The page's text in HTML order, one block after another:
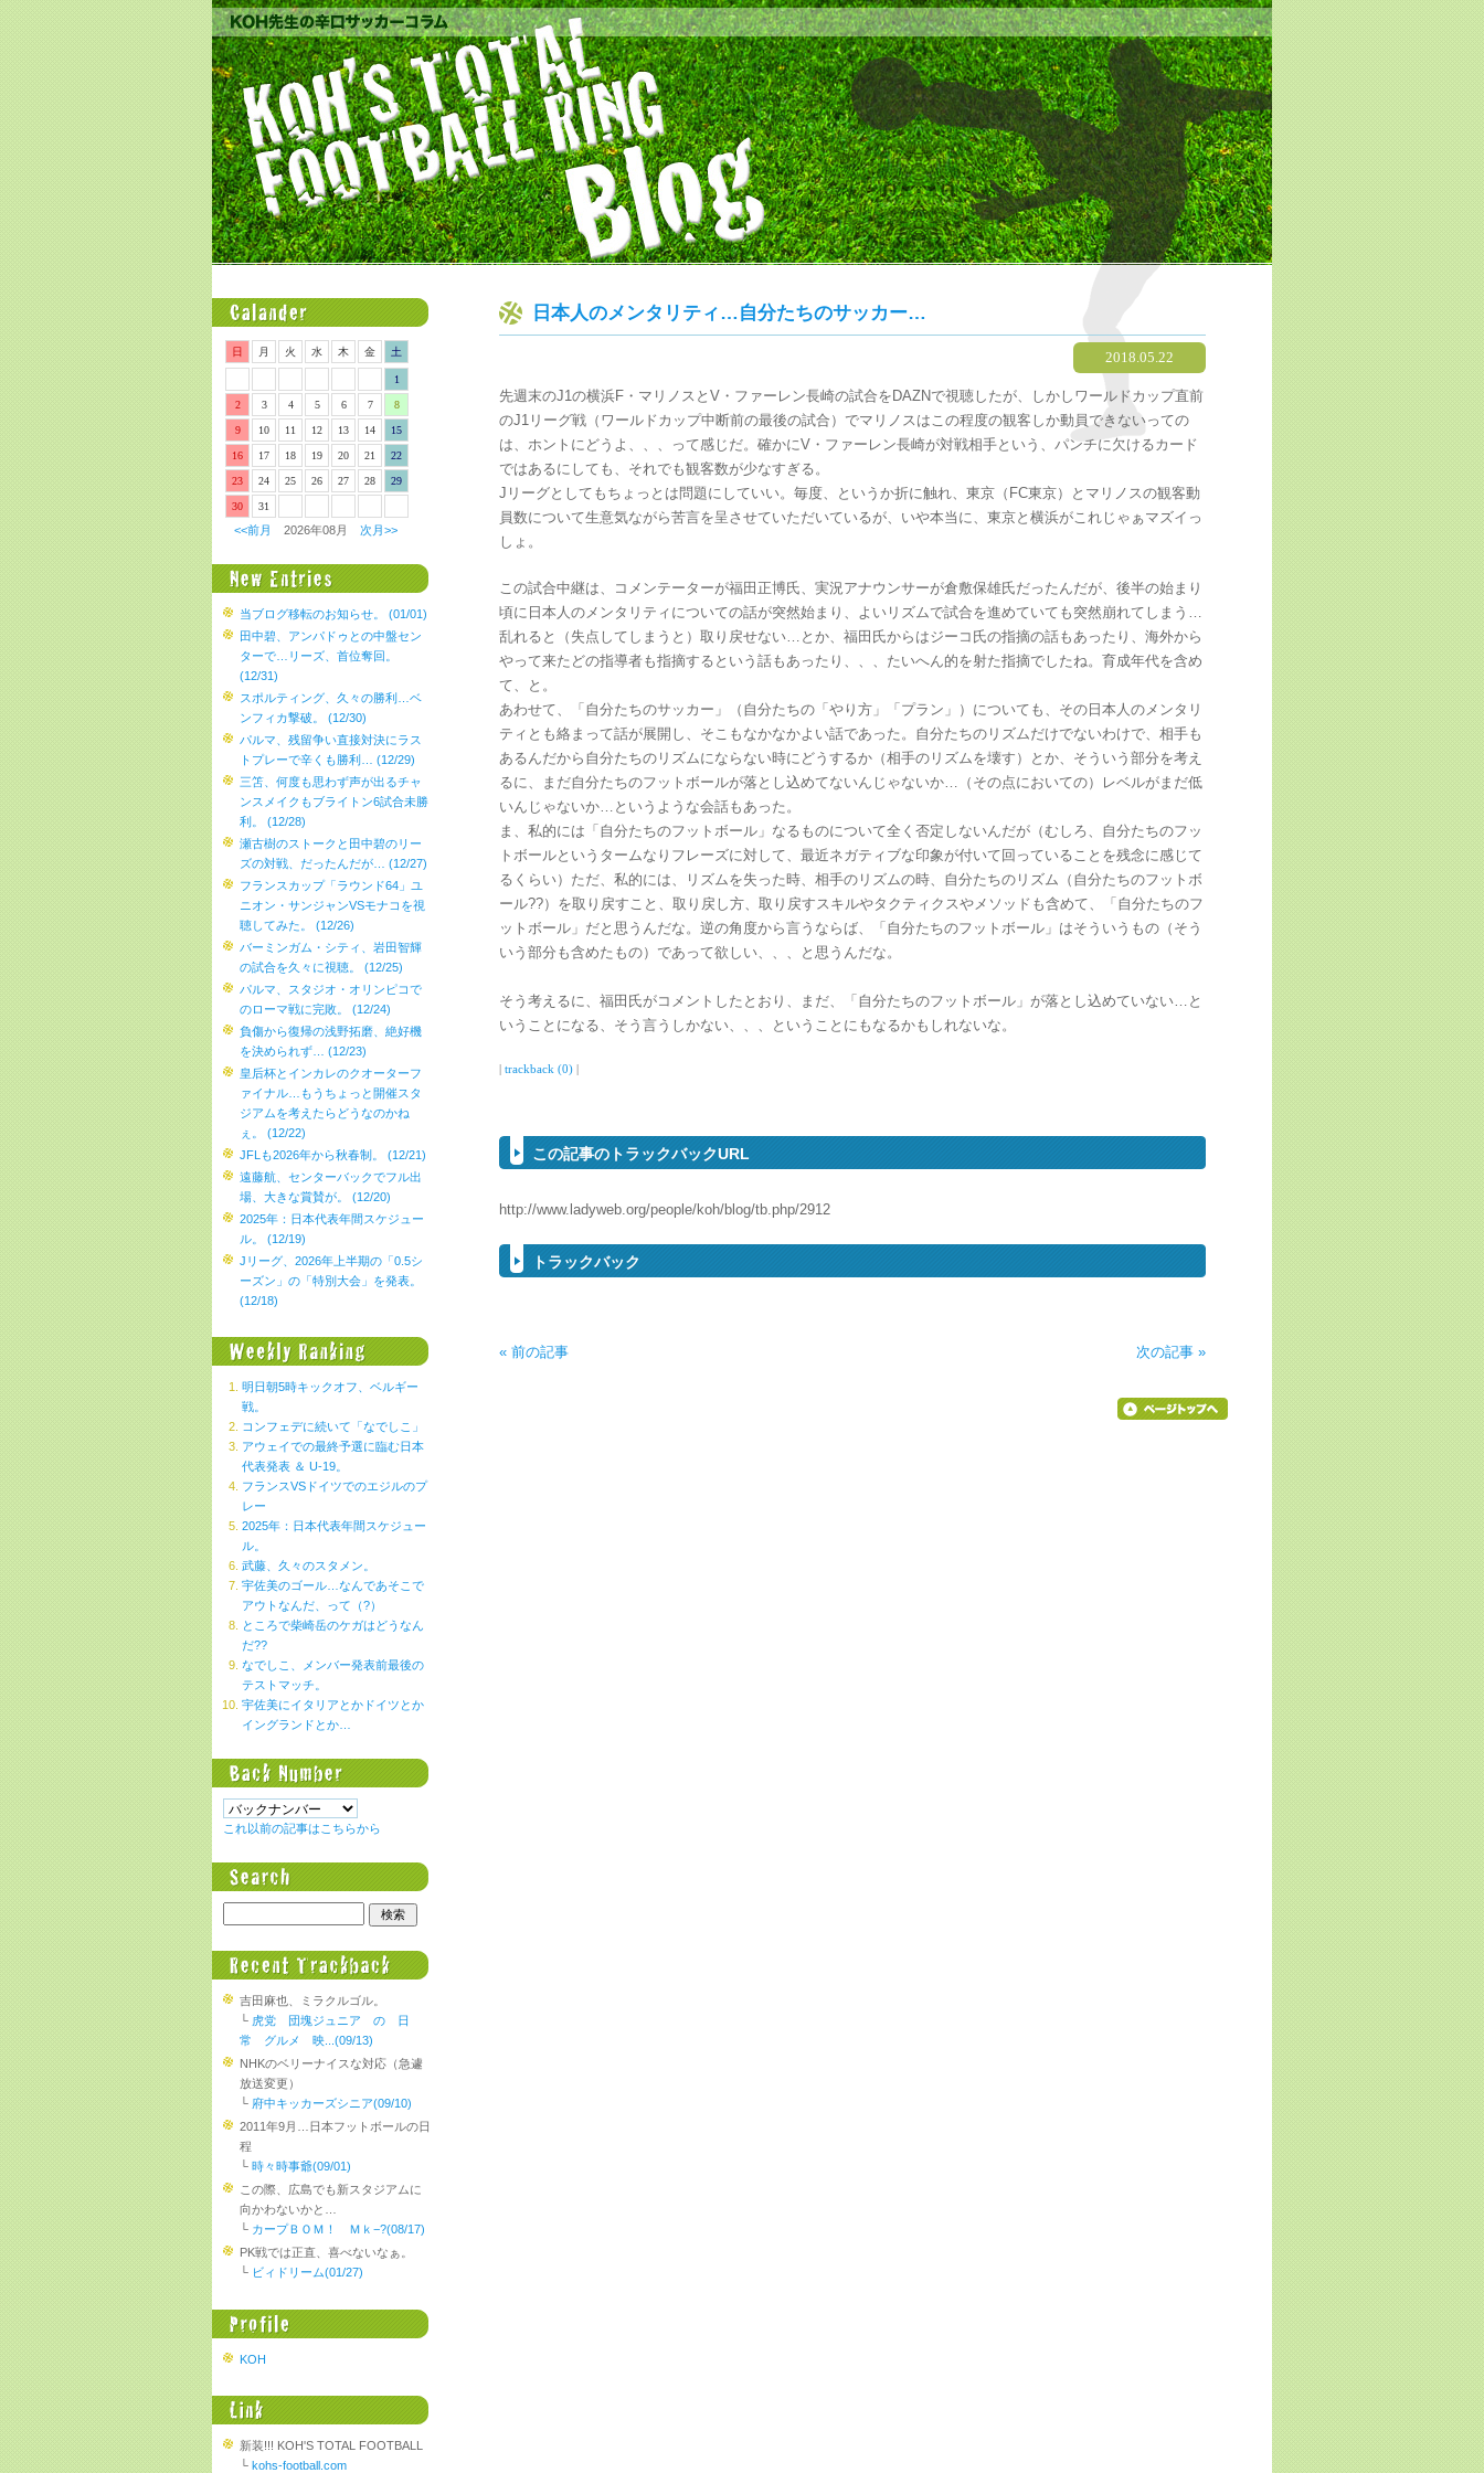
日本人のメンタリティ…自分たちのサッカー…
2018.05.22
先週末のJ1の横浜F・マリノスとV・ファーレン長崎の試合をDAZNで視聴したが、しかしワールドカップ直前
のJ1リーグ戦（ワールドカップ中断前の最後の試合）でマリノスはこの程度の観客しか動員できないっての
は、ホントにどうよ、、、って感じだ。確かにV・ファーレン長崎が対戦相手という、パンチに欠けるカード
ではあるにしても、それでも観客数が少なすぎる。
Jリーグとしてもちょっとは問題にしていい。毎度、というか折に触れ、東京（FC東京）とマリノスの観客動
員数について生意気ながら苦言を呈させていただいているが、いや本当に、東京と横浜がこれじゃぁマズイっ
しょ。
この試合中継は、コメンテーターが福田正博氏、実況アナウンサーが倉敷保雄氏だったんだが、後半の始まり
頃に日本人のメンタリティについての話が突然始まり、よいリズムで試合を進めていても突然崩れてしまう…
乱れると（失点してしまうと）取り戻せない…とか、福田氏からはジーコ氏の指摘の話もあったり、海外から
やって来たどの指導者も指摘するという話もあったり、、、たいへん的を射た指摘でしたね。育成年代を含め
て、と。
あわせて、「自分たちのサッカー」（自分たちの「やり方」「プラン」）についても、その日本人のメンタリ
ティとも絡まって話が展開し、そこもなかなかよい話であった。自分たちのリズムだけでないわけで、相手も
あるんだから自分たちのリズムにならない時にどうするか（相手のリズムを壊す）とか、そういう部分を考え
るに、まだ自分たちのフットボールが落とし込めてないんじゃないか…（その点においての）レベルがまだ低
いんじゃないか…というような会話もあった。
ま、私的には「自分たちのフットボール」なるものについて全く否定しないんだが（むしろ、自分たちのフッ
トボールというタームなりフレーズに対して、最近ネガティブな印象が付いて回っていることを残念に感じて
るくらい）ただ、私的には、リズムを失った時、相手のリズムの時、自分たちのリズム（自分たちのフットボ
ール??）を取り戻すこと、取り戻し方、取り戻すスキルやタクティクスやメソッドも含めて、「自分たちのフ
ットボール」だと思うんだな。逆の角度から言うならば、「自分たちのフットボール」はそういうもの（そう
いう部分も含めたもの）であって欲しい、、、と思うんだな。
そう考えるに、福田氏がコメントしたとおり、まだ、「自分たちのフットボール」が落とし込めていない…と
いうことになる、そう言うしかない、、、ということにもなるかもしれないな。
| trackback (0) |
この記事のトラックバックURL
http://www.ladyweb.org/people/koh/blog/tb.php/2912
トラックバック
« 前の記事 次の記事 »
日 月 火 水 木 金 土
1
2 3 4 5 6 7 8
9 10 11 12 13 14 15
16 17 18 19 20 21 22
23 24 25 26 27 28 29
30 31
<<前月 2026年08月 次月>>
当ブログ移転のお知らせ。 (01/01)
田中碧、アンパドゥとの中盤セン
ターで…リーズ、首位奪回。
(12/31)
スポルティング、久々の勝利…ベ
ンフィカ撃破。 (12/30)
パルマ、残留争い直接対決にラス
トプレーで辛くも勝利… (12/29)
三笘、何度も思わず声が出るチャ
ンスメイクもブライトン6試合未勝
利。 (12/28)
瀬古樹のストークと田中碧のリー
ズの対戦、だったんだが… (12/27)
フランスカップ「ラウンド64」ユ
ニオン・サンジャンVSモナコを視
聴してみた。 (12/26)
バーミンガム・シティ、岩田智輝
の試合を久々に視聴。 (12/25)
パルマ、スタジオ・オリンピコで
のローマ戦に完敗。 (12/24)
負傷から復帰の浅野拓磨、絶好機
を決められず… (12/23)
皇后杯とインカレのクオーターフ
ァイナル…もうちょっと開催スタ
ジアムを考えたらどうなのかね
ぇ。 (12/22)
JFLも2026年から秋春制。 (12/21)
遠藤航、センターバックでフル出
場、大きな賞賛が。 (12/20)
2025年：日本代表年間スケジュー
ル。 (12/19)
Jリーグ、2026年上半期の「0.5シ
ーズン」の「特別大会」を発表。
(12/18)
明日朝5時キックオフ、ベルギー
戦。
コンフェデに続いて「なでしこ」
アウェイでの最終予選に臨む日本
代表発表 ＆ U-19。
フランスVSドイツでのエジルのプ
レー
2025年：日本代表年間スケジュー
ル。
武藤、久々のスタメン。
宇佐美のゴール…なんであそこで
アウトなんだ、って（?）
ところで柴崎岳のケガはどうなん
だ??
なでしこ、メンバー発表前最後の
テストマッチ。
宇佐美にイタリアとかドイツとか
イングランドとか…
これ以前の記事はこちらから
吉田麻也、ミラクルゴル。
└ 虎党 団塊ジュニア の 日
常 グルメ 映...(09/13)
NHKのベリーナイスな対応（急遽
放送変更）
└ 府中キッカーズシニア(09/10)
2011年9月…日本フットボールの日
程
└ 時々時事爺(09/01)
この際、広島でも新スタジアムに
向かわないかと…
└ カープＢＯＭ！ Ｍｋ−?(08/17)
PK戦では正直、喜べないなぁ。
└ ビィドリーム(01/27)
KOH
新装!!! KOH'S TOTAL FOOTBALL
└ kohs-football.com